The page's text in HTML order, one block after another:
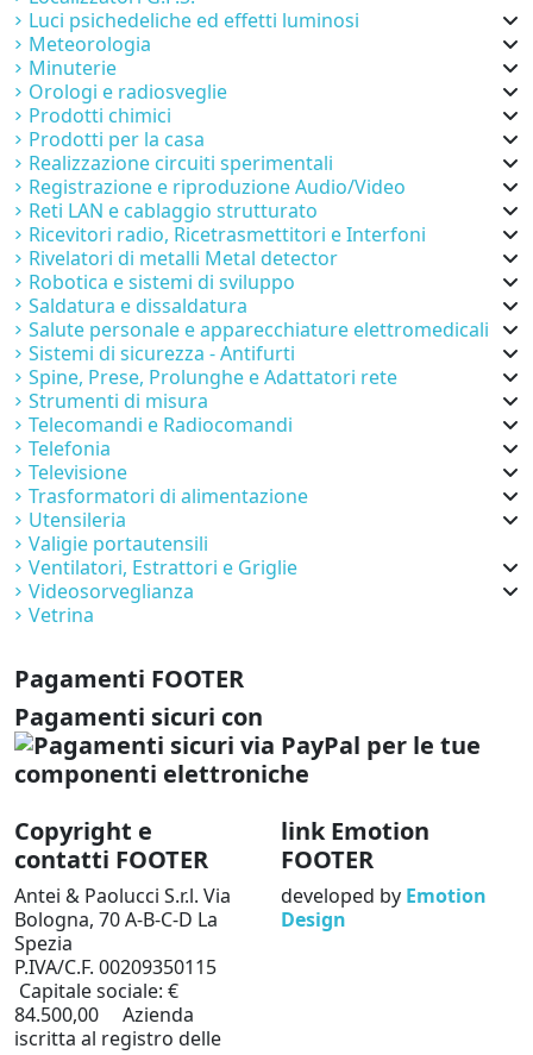
Luci psichedeliche ed effetti luminosi
Meteorologia
Minuterie
Orologi e radiosveglie
Prodotti chimici
Prodotti per la casa
Realizzazione circuiti sperimentali
Registrazione e riproduzione Audio/Video
Reti LAN e cablaggio strutturato
Ricevitori radio, Ricetrasmettitori e Interfoni
Rivelatori di metalli Metal detector
Robotica e sistemi di sviluppo
Saldatura e dissaldatura
Salute personale e apparecchiature elettromedicali
Sistemi di sicurezza - Antifurti
Spine, Prese, Prolunghe e Adattatori rete
Strumenti di misura
Telecomandi e Radiocomandi
Telefonia
Televisione
Trasformatori di alimentazione
Utensileria
Valigie portautensili
Ventilatori, Estrattori e Griglie
Videosorveglianza
Vetrina
Pagamenti FOOTER
Pagamenti sicuri con
Copyright e
contatti FOOTER
Antei & Paolucci S.r.l. Via
Bologna, 70 A-B-C-D La
Spezia
P.IVA/C.F. 00209350115
Capitale sociale: €
84.500,00 Azienda
iscritta al registro delle
link Emotion
FOOTER
developed by Emotion
Design